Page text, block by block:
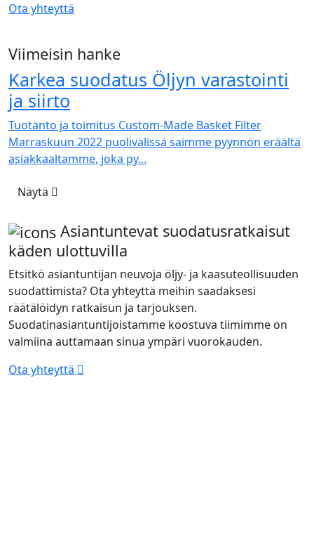
Ota yhteyttä
Viimeisin hanke
Karkea suodatus Öljyn varastointi
ja siirto
Tuotanto ja toimitus Custom-Made Basket Filter
Marraskuun 2022 puolivälissä saimme pyynnön eräältä
asiakkaaltamme, joka py...
Näytä
Asiantuntevat suodatusratkaisut
käden ulottuvilla
Etsitkö asiantuntijan neuvoja öljy- ja kaasuteollisuuden
suodattimista? Ota yhteyttä meihin saadaksesi
räätälöidyn ratkaisun ja tarjouksen.
Suodatinasiantuntijoistamme koostuva tiimimme on
valmiina auttamaan sinua ympäri vuorokauden.
Ota yhteyttä